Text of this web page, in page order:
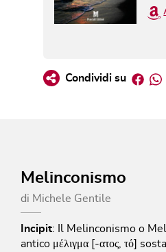
Condividi su
Melinconismo
di Michele Gentile
Incipit:
Il Melinconismo o
antico μέλιγμα [‐ατος, τό]